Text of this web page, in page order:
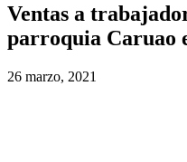
Ventas a
parroquia Caruao
26 marzo, 2021